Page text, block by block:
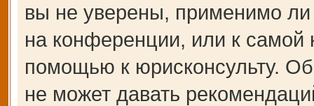
вы не уверены, применимо ли
на конференции, или к самой
помощью к юрисконсульту.
не может давать